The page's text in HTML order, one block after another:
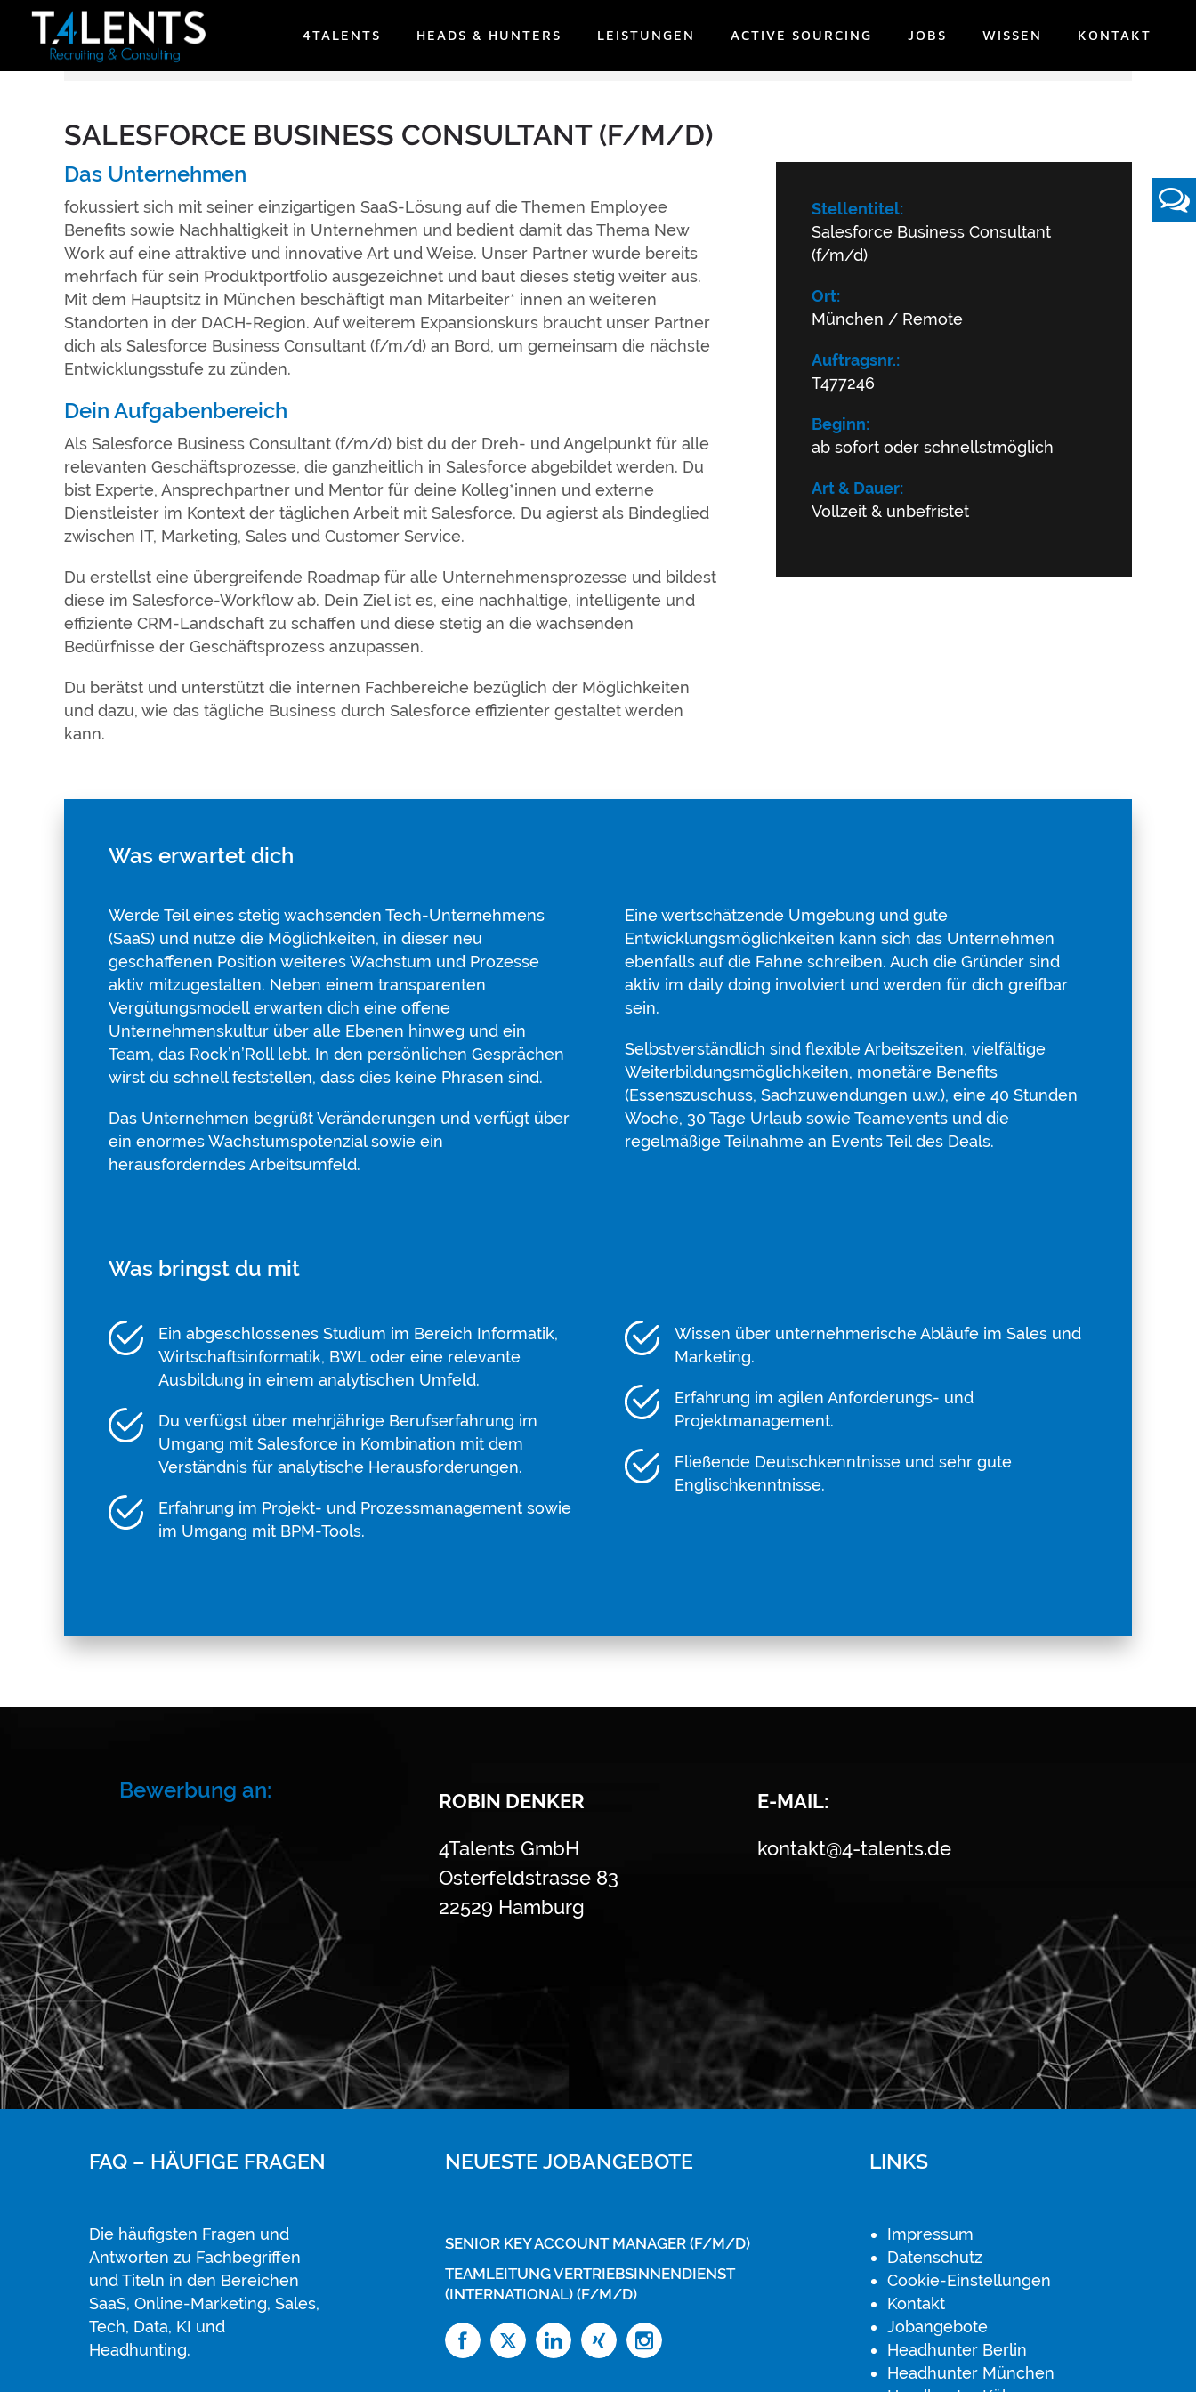
4TALENTS HEADS & HUNTERS LEISTUNGEN ACTIVE SOURCING JOBS WISSEN KONTAKT
Diese Stelle ist besetzt.
SALESFORCE BUSINESS CONSULTANT (F/M/D)
Das Unternehmen
fokussiert sich mit seiner einzigartigen SaaS-Lösung auf die Themen Employee
Benefits sowie Nachhaltigkeit in Unternehmen und bedient damit das Thema New
Work auf eine attraktive und innovative Art und Weise. Unser Partner wurde bereits
mehrfach für sein Produktportfolio ausgezeichnet und baut dieses stetig weiter aus.
Mit dem Hauptsitz in München beschäftigt man Mitarbeiter* innen an weiteren
Standorten in der DACH-Region. Auf weiterem Expansionskurs braucht unser Partner
dich als Salesforce Business Consultant (f/m/d) an Bord, um gemeinsam die nächste
Entwicklungsstufe zu zünden.
Dein Aufgabenbereich
Als Salesforce Business Consultant (f/m/d) bist du der Dreh- und Angelpunkt für alle
relevanten Geschäftsprozesse, die ganzheitlich in Salesforce abgebildet werden. Du
bist Experte, Ansprechpartner und Mentor für deine Kolleg*innen und externe
Dienstleister im Kontext der täglichen Arbeit mit Salesforce. Du agierst als Bindeglied
zwischen IT, Marketing, Sales und Customer Service.
Du erstellst eine übergreifende Roadmap für alle Unternehmensprozesse und bildest
diese im Salesforce-Workflow ab. Dein Ziel ist es, eine nachhaltige, intelligente und
effiziente CRM-Landschaft zu schaffen und diese stetig an die wachsenden
Bedürfnisse der Geschäftsprozess anzupassen.
Du berätst und unterstützt die internen Fachbereiche bezüglich der Möglichkeiten
und dazu, wie das tägliche Business durch Salesforce effizienter gestaltet werden
kann.
Stellentitel:
Salesforce Business Consultant
(f/m/d)
Ort:
München / Remote
Auftragsnr.:
T477246
Beginn:
ab sofort oder schnellstmöglich
Art & Dauer:
Vollzeit & unbefristet
Was erwartet dich
Werde Teil eines stetig wachsenden Tech-Unternehmens
(SaaS) und nutze die Möglichkeiten, in dieser neu
geschaffenen Position weiteres Wachstum und Prozesse
aktiv mitzugestalten. Neben einem transparenten
Vergütungsmodell erwarten dich eine offene
Unternehmenskultur über alle Ebenen hinweg und ein
Team, das Rock’n’Roll lebt. In den persönlichen Gesprächen
wirst du schnell feststellen, dass dies keine Phrasen sind.
Das Unternehmen begrüßt Veränderungen und verfügt über
ein enormes Wachstumspotenzial sowie ein
herausforderndes Arbeitsumfeld.
Eine wertschätzende Umgebung und gute
Entwicklungsmöglichkeiten kann sich das Unternehmen
ebenfalls auf die Fahne schreiben. Auch die Gründer sind
aktiv im daily doing involviert und werden für dich greifbar
sein.
Selbstverständlich sind flexible Arbeitszeiten, vielfältige
Weiterbildungsmöglichkeiten, monetäre Benefits
(Essenszuschuss, Sachzuwendungen u.w.), eine 40 Stunden
Woche, 30 Tage Urlaub sowie Teamevents und die
regelmäßige Teilnahme an Events Teil des Deals.
Was bringst du mit
Ein abgeschlossenes Studium im Bereich Informatik,
Wirtschaftsinformatik, BWL oder eine relevante
Ausbildung in einem analytischen Umfeld.
Du verfügst über mehrjährige Berufserfahrung im
Umgang mit Salesforce in Kombination mit dem
Verständnis für analytische Herausforderungen.
Erfahrung im Projekt- und Prozessmanagement sowie
im Umgang mit BPM-Tools.
Wissen über unternehmerische Abläufe im Sales und
Marketing.
Erfahrung im agilen Anforderungs- und
Projektmanagement.
Fließende Deutschkenntnisse und sehr gute
Englischkenntnisse.
Bewerbung an: ROBIN DENKER
4Talents GmbH
Osterfeldstrasse 83
22529 Hamburg
E-MAIL:
kontakt@4-talents.de
FAQ – HÄUFIGE FRAGEN
Die häufigsten Fragen und
Antworten zu Fachbegriffen
und Titeln in den Bereichen
SaaS, Online-Marketing, Sales,
Tech, Data, KI und
Headhunting.
NEUESTE JOBANGEBOTE
SENIOR KEY ACCOUNT MANAGER (F/M/D)
TEAMLEITUNG VERTRIEBSINNENDIENST
(INTERNATIONAL) (F/M/D)
LINKS
Impressum
Datenschutz
Cookie-Einstellungen
Kontakt
Jobangebote
Headhunter Berlin
Headhunter München